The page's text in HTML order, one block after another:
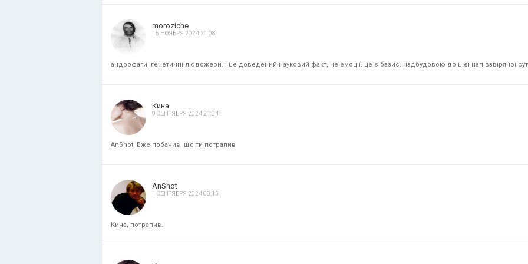
moroziche
15 НОЯБРЯ 2024 21:08
андрофаги, генетичні людожери. і це доведений науковий факт, не емоції. це є базис. надбудовою до цієї напівзвірячої
Кина
9 СЕНТЯБРЯ 2024 21:04
AnShot, Вже побачив, що ти потрапив
AnShot
1 СЕНТЯБРЯ 2024 08:13
Кина, потрапив.!